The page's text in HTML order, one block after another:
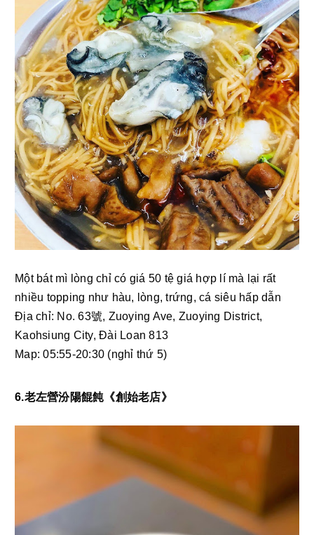
Một bát mì lòng chỉ có giá 50 tệ giá hợp lí mà lại rất
nhiều topping như hàu, lòng, trứng, cá siêu hấp dẫn
Địa chỉ: No. 63號, Zuoying Ave, Zuoying District,
Kaohsiung City, Đài Loan 813
Map: 05:55-20:30 (nghỉ thứ 5)
6.老左營汾陽餛飩《創始老店》